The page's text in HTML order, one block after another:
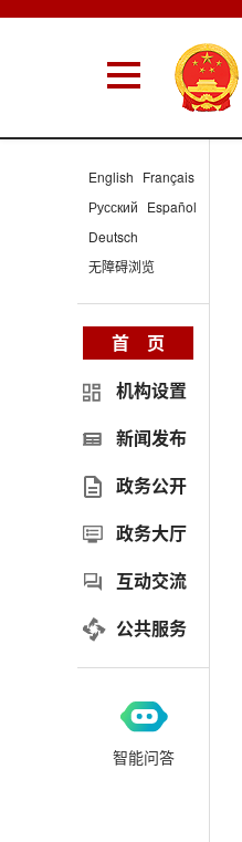
English Français
Русский Español
Deutsch
无障碍浏览
首 页
机构设置
新闻发布
政务公开
政务大厅
互动交流
公共服务
智能问答